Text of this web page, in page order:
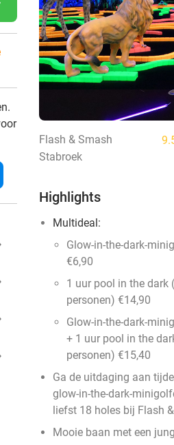
Flash & Smash
Stabroek
Highlights
Multideal:
Glow-in-the-dark-
€6,90
1 uur pool in the dark
personen) €14,90
Glow-in-the-dark-
+ 1 uur pool in the
personen) €15,40
Ga de uitdaging aan
glow-in-the-dark-
liefst 18 holes bij Flash
Mooie baan met een